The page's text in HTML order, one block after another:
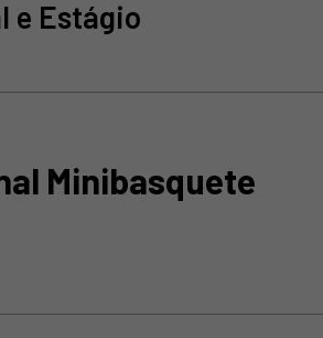
e Estágio
Minibasquete